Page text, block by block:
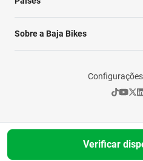
Verificar
Sobre a Baja Bikes